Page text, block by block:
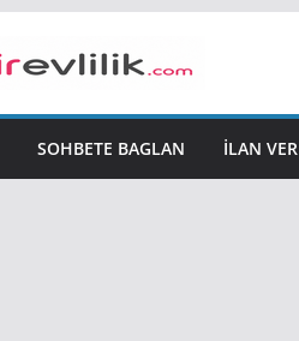
SOHBETE BAGLAN İLAN VER